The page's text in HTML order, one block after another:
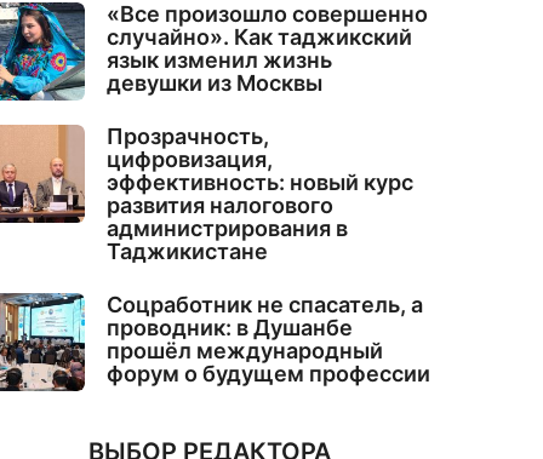
«Все произошло совершенно
случайно». Как таджикский
язык изменил жизнь
девушки из Москвы
Прозрачность,
цифровизация,
эффективность: новый курс
развития налогового
администрирования в
Таджикистане
Соцработник не спасатель, а
проводник: в Душанбе
прошёл международный
форум о будущем профессии
ВЫБОР РЕДАКТОРА